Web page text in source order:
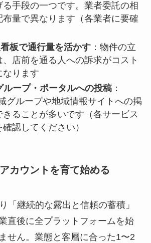
る手段の一つです。業者委託の相
布量で異なります（各業者に要確
板で通行量を活かす：物件の立
店前を通る人への訴求がコスト
なります
ループ・ポータルへの投稿：
グループや地域情報サイトへの掲
ることが多いです（各サービス
認してください）
カウントを育て始める
「継続的な露出と信頼の蓄積」
直後に全プラットフォームを始
せん。業態と客層に合った1〜2